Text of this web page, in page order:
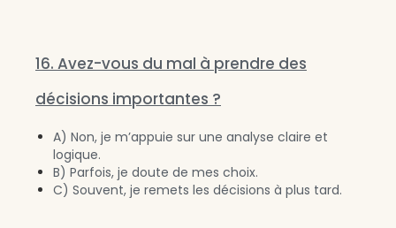
16. Avez-vous du mal à prendre des
décisions importantes ?
A) Non, je m’appuie sur une analyse claire et
logique.
B) Parfois, je doute de mes choix.
C) Souvent, je remets les décisions à plus tard.